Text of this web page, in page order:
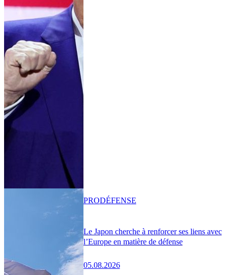
Le Japon cherche à renforcer ses liens avec
l’Europe en matière de défense
05.08.2026
PRODÉFENSE